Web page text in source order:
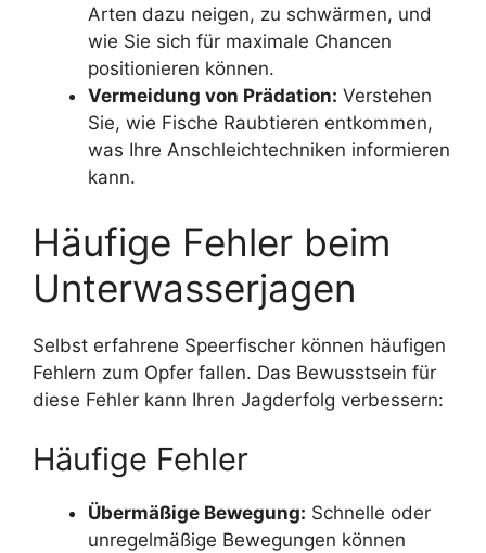
Arten dazu neigen, zu schwärmen, und
wie Sie sich für maximale Chancen
positionieren können.
Vermeidung von Prädation: Verstehen
Sie, wie Fische Raubtieren entkommen,
was Ihre Anschleichtechniken informieren
kann.
Häufige Fehler beim
Unterwasserjagen
Selbst erfahrene Speerfischer können häufigen
Fehlern zum Opfer fallen. Das Bewusstsein für
diese Fehler kann Ihren Jagderfolg verbessern:
Häufige Fehler
Übermäßige Bewegung: Schnelle oder
unregelmäßige Bewegungen können